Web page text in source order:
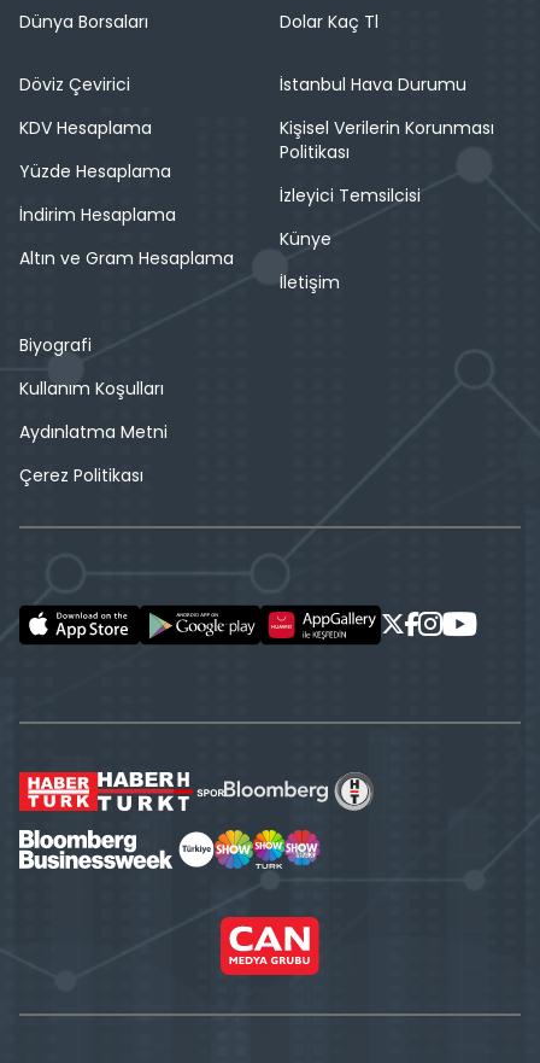
Dünya Borsaları
Dolar Kaç Tl
Döviz Çevirici
KDV Hesaplama
Yüzde Hesaplama
İndirim Hesaplama
Altın ve Gram Hesaplama
İstanbul Hava Durumu
Kişisel Verilerin Korunması
Politikası
İzleyici Temsilcisi
Künye
İletişim
Biyografi
Kullanım Koşulları
Aydınlatma Metni
Çerez Politikası